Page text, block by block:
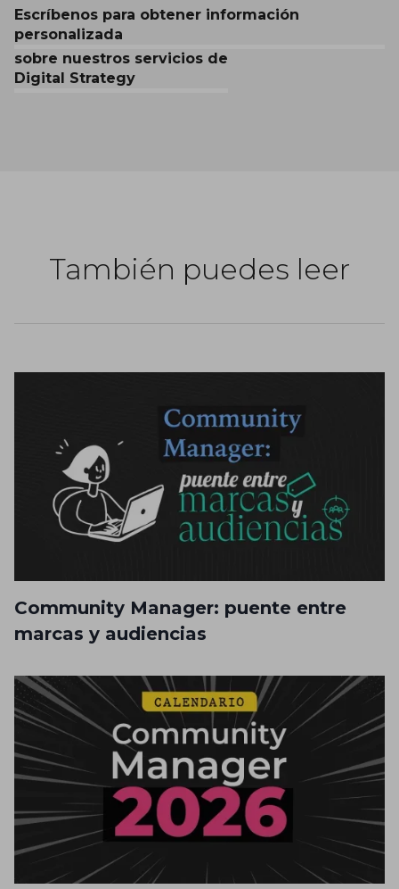
Escríbenos para obtener información
personalizada
sobre nuestros servicios de
Digital Strategy
También puedes leer
Community Manager: puente entre
marcas y audiencias